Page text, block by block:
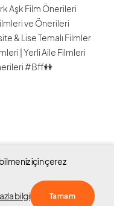
Aşk Film Önerileri
ve Önerileri
& Lise Temalı Filmler
| Yerli Aile Filmleri
#Bff👭
kooplog
Yardım
Sözleşme
için çerez
bilgi
Tamam